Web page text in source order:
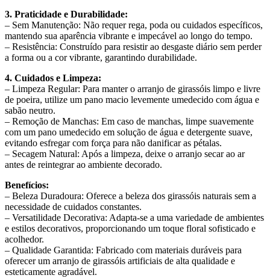
3. Praticidade e Durabilidade:
– Sem Manutenção: Não requer rega, poda ou cuidados específicos,
mantendo sua aparência vibrante e impecável ao longo do tempo.
– Resistência: Construído para resistir ao desgaste diário sem perder
a forma ou a cor vibrante, garantindo durabilidade.
4. Cuidados e Limpeza:
– Limpeza Regular: Para manter o arranjo de girassóis limpo e livre
de poeira, utilize um pano macio levemente umedecido com água e
sabão neutro.
– Remoção de Manchas: Em caso de manchas, limpe suavemente
com um pano umedecido em solução de água e detergente suave,
evitando esfregar com força para não danificar as pétalas.
– Secagem Natural: Após a limpeza, deixe o arranjo secar ao ar
antes de reintegrar ao ambiente decorado.
Benefícios:
– Beleza Duradoura: Oferece a beleza dos girassóis naturais sem a
necessidade de cuidados constantes.
– Versatilidade Decorativa: Adapta-se a uma variedade de ambientes
e estilos decorativos, proporcionando um toque floral sofisticado e
acolhedor.
– Qualidade Garantida: Fabricado com materiais duráveis para
oferecer um arranjo de girassóis artificiais de alta qualidade e
esteticamente agradável.